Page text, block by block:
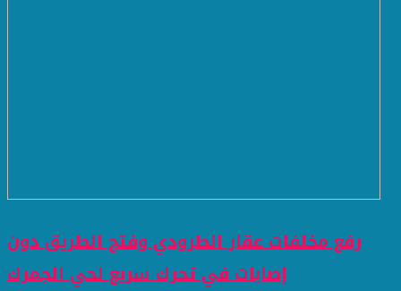
رفع مخلفات عقار الطرودي وفتح الطريق دون
إصابات في تحرك سريع لحي الجمرك